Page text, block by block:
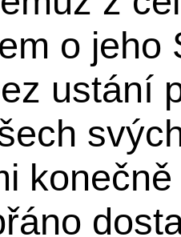
o jeho
ustání